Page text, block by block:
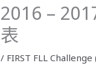
2016 –
表
/ FIRST FLL Challenge